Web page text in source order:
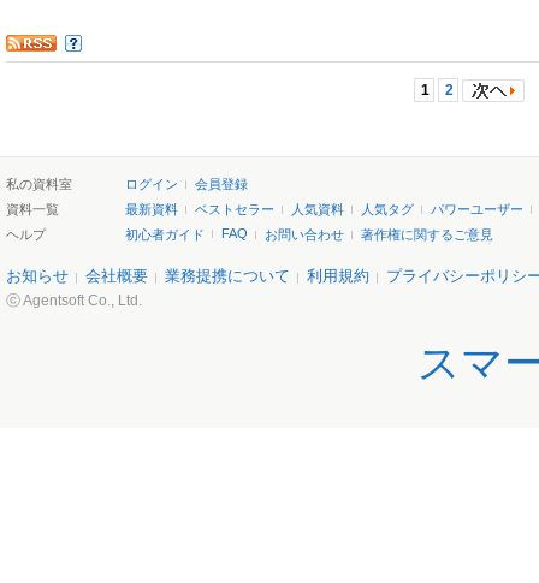
1 2
私の資料室 ログイン
会員登録
資料一覧
最新資料 ベストセラー 人気資料 人気タグ
パワーユーザー
ヘルプ
初心者ガイド FAQ お問い合わせ 著作権に関するご意見
お知らせ 会社概要 業務提携について 利用規約 プライバシーポリシ
ⓒ Agentsoft Co., Ltd.
スマ